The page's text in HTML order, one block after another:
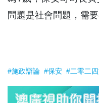
問題是社會問題，需要
#施政辯論 #保安 #二零二